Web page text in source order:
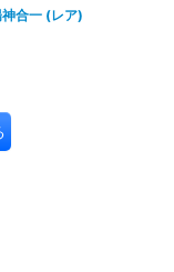
合一 (レア)